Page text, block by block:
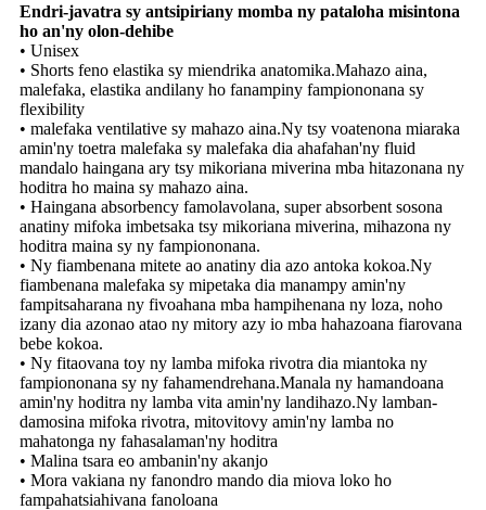
Endri-javatra sy antsipiriany momba ny pataloha misintona
ho an'ny olon-dehibe
• Unisex
• Shorts feno elastika sy miendrika anatomika.Mahazo aina,
malefaka, elastika andilany ho fanampiny fampiononana sy
flexibility
• malefaka ventilative sy mahazo aina.Ny tsy voatenona miaraka
amin'ny toetra malefaka sy malefaka dia ahafahan'ny fluid
mandalo haingana ary tsy mikoriana miverina mba hitazonana ny
hoditra ho maina sy mahazo aina.
• Haingana absorbency famolavolana, super absorbent sosona
anatiny mifoka imbetsaka tsy mikoriana miverina, mihazona ny
hoditra maina sy ny fampiononana.
• Ny fiambenana mitete ao anatiny dia azo antoka kokoa.Ny
fiambenana malefaka sy mipetaka dia manampy amin'ny
fampitsaharana ny fivoahana mba hampihenana ny loza, noho
izany dia azonao atao ny mitory azy io mba hahazoana fiarovana
bebe kokoa.
• Ny fitaovana toy ny lamba mifoka rivotra dia miantoka ny
fampiononana sy ny fahamendrehana.Manala ny hamandoana
amin'ny hoditra ny lamba vita amin'ny landihazo.Ny lamban-
damosina mifoka rivotra, mitovitovy amin'ny lamba no
mahatonga ny fahasalaman'ny hoditra
• Malina tsara eo ambanin'ny akanjo
• Mora vakiana ny fanondro mando dia miova loko ho
fampahatsiahivana fanoloana